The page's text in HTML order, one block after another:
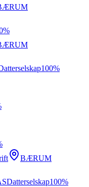
%
100%
BÆRUM
Datterselskap100%